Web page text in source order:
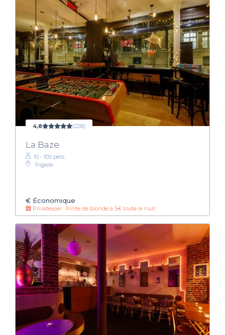
4,8 (228)
La Baze
10 - 105 pers.
Pigalle
€ Économique
Privateaser : Pinte de blonde à 5€ toute la nuit